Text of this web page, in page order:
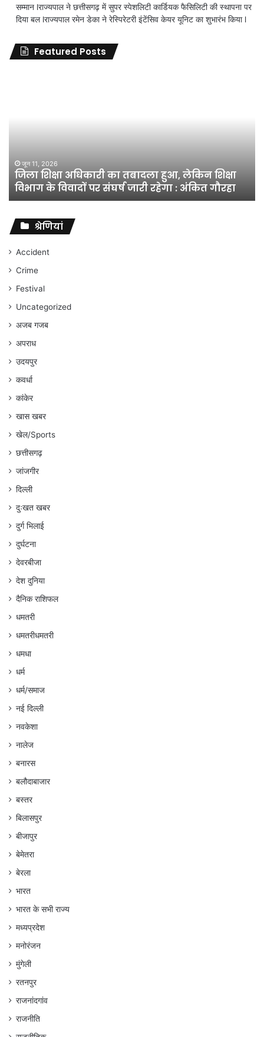
सम्मान lराज्यपाल ने छत्तीसगढ़ में सुपर स्पेशलिटी कार्डियक फैसिलिटी की स्थापना पर
दिया बल lराज्यपाल रमेन डेका ने रेस्पिरेटरी इंटेंसिव केयर यूनिट का शुभारंभ किया l
Featured Posts
शिक्षा
विभाग
विवादों
संघर्ष
जारी
रहेगा
अंकित
गौरहा
जून 11, 2026
जिला शिक्षा अधिकारी का तबादला हुआ, लेकिन शिक्षा
विभाग के विवादों पर संघर्ष जारी रहेगा : अंकित गौरहा
श्रेणियां
Accident
Crime
Festival
Uncategorized
अजब गजब
अपराध
उदयपुर
कवर्धा
कांकेर
खास खबर
खेल/Sports
छत्तीसगढ़
जांजगीर
दिल्ली
दुःखत खबर
दुर्ग भिलाई
दुर्घटना
देवरबीजा
देश दुनिया
दैनिक राशिफल
धमतरी
धमतरीधमतरी
धमधा
धर्म
धर्म/समाज
नई दिल्ली
नवकेशा
नालेज
बनारस
बलौदाबाजार
बस्तर
बिलासपुर
बीजापुर
बेमेतरा
बेरला
भारत
भारत के सभी राज्य
मध्यप्रदेश
मनोरंजन
मुंगेली
रतनपुर
राजनांदगांव
राजनीति